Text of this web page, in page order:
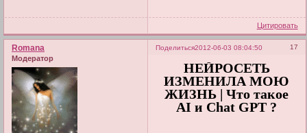
Цитировать
Поделиться 17
2012-06-03 08:04:50
Romana
Модератор
НЕЙРОСЕТЬ
ИЗМЕНИЛА МОЮ
ЖИЗНЬ | Что такое
AI и Chat GPT ?